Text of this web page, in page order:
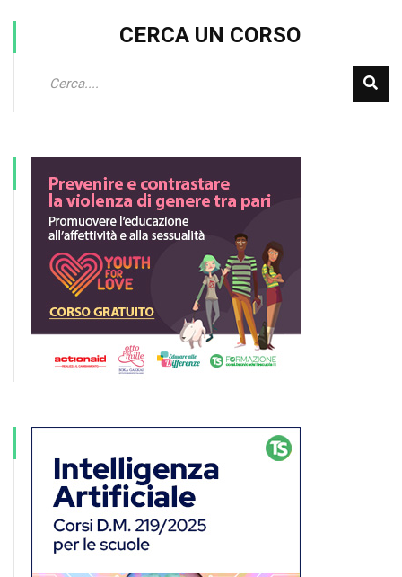
CERCA UN CORSO